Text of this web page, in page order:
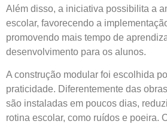
Além disso, a iniciativa possibilita a
escolar, favorecendo a
promovendo mais tempo de
desenvolvimento para os alunos.
A construção modular foi escolhida
praticidade. Diferentemente das
são instaladas em poucos dias,
rotina escolar, como ruídos e poeira.